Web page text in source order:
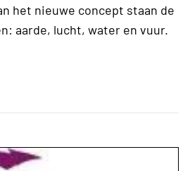
het nieuwe concept staan de
aarde, lucht, water en vuur.